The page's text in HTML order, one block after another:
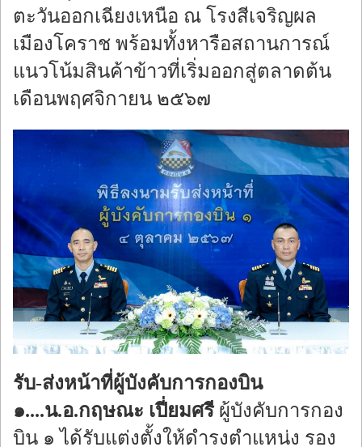
ตะวันออกเฉียงเหนือ ณ โรงสีเจริญผล
เมืองโคราช พร้อมทั้งหารือสถานการณ์
แนวโน้มสินค้าข้าวที่เริ่มออกสู่ตลาดต้น
เดือนพฤศจิกายน ๒๕๖๗
รับ-ส่งหน้าที่ผู้บังคับการกองบิน
๑....น.อ.กฤษณะ เปี่ยมศรี ผู้บังคับการกอง
บิน ๑ ได้รับแต่งตั้งให้ดำรงตำแหน่ง รอง